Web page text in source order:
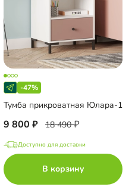
-47%
Тумба прикроватная Юлара-1
9 800 18 490
Доступно для доставки
В корзину